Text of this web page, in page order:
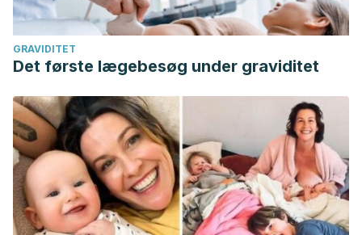
GRAVIDITET
Det første lægebesøg under graviditet